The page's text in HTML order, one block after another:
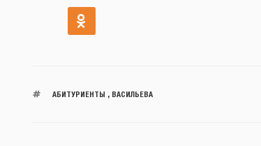
АБИТУРИЕНТЫ ВАСИЛЬЕВА